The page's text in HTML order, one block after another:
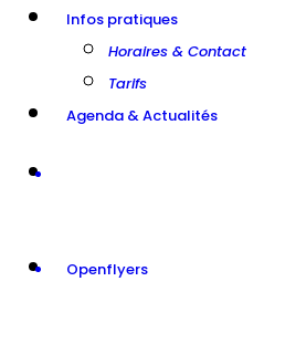
Infos pratiques
Horaires & Contact
Tarifs
Agenda & Actualités
Openflyers